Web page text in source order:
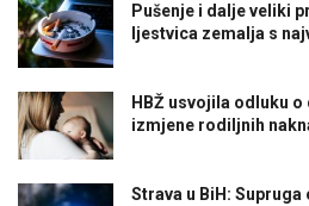
Pušenje i dalje veliki
ljestvica zemalja s
HBŽ usvojila odluku
izmjene rodiljnih
Strava u BiH: